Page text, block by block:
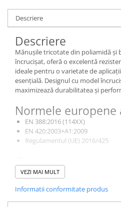
Costume | Combinezoane
Jachete| Bluze Ignifuge
Pantaloni Ignifugi
Sorturi ignifuge
ÎNCĂLȚĂMINTE
Pantofi
Pantofi de lucru O1
Pantofi de lucru O2
Pantofi de protecție S1
Pantofi de protecție SB
Pantofi de protecție S1P
Pantofi de protecție S2
Pantofi de protecție S3
Descriere
Descriere
Mănușile tricotate din poliamidă și
încrucișat, oferă o excelentă
ideale pentru o varietate de
esențială. Designul cu model
maximizează durabilitatea și
Normele europene
EN 388:2016 (114XX)
EN 420:2003+A1:2009
Regulamentul (UE) 2016/425
Caracteristici
Material bază:
Culoare:Portocaliu
Dimensiuni disponibile:S, L
VEZI MAI MULT
Informatii conformitate produs